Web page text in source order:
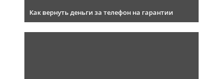
Как вернуть деньги за телефон на гарантии